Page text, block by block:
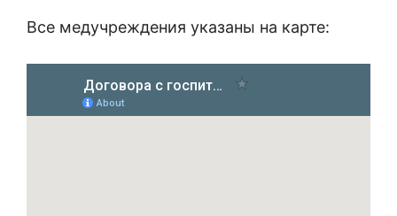
Все медучреждения указаны на карте: